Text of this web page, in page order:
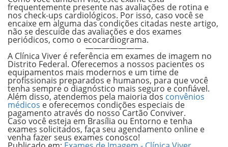
frequentemente presente nas avaliações de rotina e
nos check-ups cardiológicos. Por isso, caso você se
encaixe em alguma das condições citadas neste artigo,
não se descuide das avaliações e dos exames
periódicos, como o ecocardiograma.
———————
A Clínica Viver é referência em exames de imagem no
Distrito Federal. Oferecemos a nossos pacientes os
equipamentos mais modernos e um time de
profissionais preparados e humanos, para que você
tenha sempre o diagnóstico mais seguro e confiável.
Além disso, atendemos pela maioria dos convênios
médicos e oferecemos condições especiais de
pagamento através do nossoCartão Conviver.
Caso você esteja em Brasília ou Entorno e tenha
exames solicitados, faça seu agendamento online e
venha fazer seus exames conosco!